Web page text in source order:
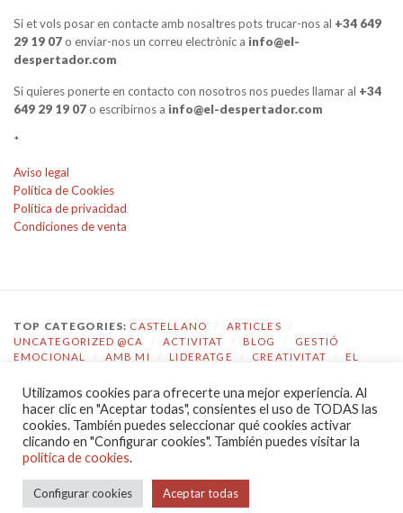
Si et vols posar en contacte amb nosaltres pots trucar-nos al +34 649
29 19 07o enviar-nos un correu electrònic a info@el-
despertador.com
Si quieres ponerte en contacto con nosotros nos puedes llamar al +34
649 29 19 07o escribirnos a info@el-despertador.com
*
Aviso legal
Política de Cookies
Política de privacidad
Condiciones de venta
TOP CATEGORIES: CASTELLANO ARTICLES
UNCATEGORIZED @CA
ACTIVITAT BLOG
GESTIÓ
EMOCIONAL
AMB MI LIDERATGE CREATIVITAT
EL
TOP TAGS: COACHING / GESTIÓ EMOCIONAL / ECOLOGIA
EMOCIONAL / EL DESPERTADOR / CONSCIÈNCIA /
AUTOCONEIXEMENT / JOVES / COMPETÈNCIES /
COMUNICACIÓ / LIDERATGE
THEME: CHRONICLE BY PRO THEME DESIGN
Utilizamos cookies para ofrecerte una mejor experiencia. Al
hacer clic en "Aceptar todas", consientes el uso de TODAS las
cookies. También puedes seleccionar qué cookies activar
clicando en "Configurar cookies". También puedes visitar la
política de cookies.
Configurar cookies Aceptar todas